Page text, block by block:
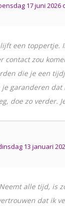
17 juni 2026
een toppertje.
contact zou
die je een
je garanderen
doe zo verder.
13 januari
alle tijd, is
dat ik